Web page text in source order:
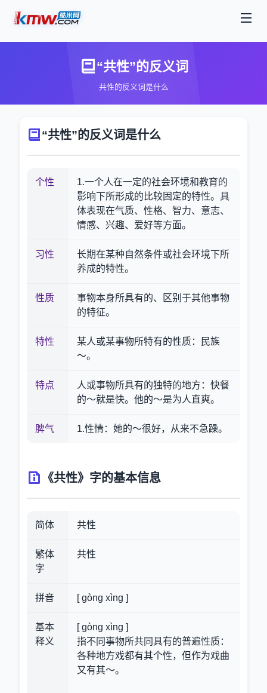
“共性”的反义词
共性的反义词是什么
“共性”的反义词是什么
个性
1.一个人在一定的社会环境和教育的
影响下所形成的比较固定的特性。具
体表现在气质、性格、智力、意志、
情感、兴趣、爱好等方面。
习性
长期在某种自然条件或社会环境下所
养成的特性。
性质
事物本身所具有的、区别于其他事物
的特征。
特性
某人或某事物所特有的性质：民族
～。
特点
人或事物所具有的独特的地方：快餐
的～就是快。他的～是为人直爽。
脾气 1.性情：她的～很好，从来不急躁。
《共性》字的基本信息
简体 共性
繁体
字
共性
拼音 [ gòng xìng ]
基本
释义
[ gòng xìng ]
指不同事物所共同具有的普遍性质：
各种地方戏都有其个性，但作为戏曲
又有其～。